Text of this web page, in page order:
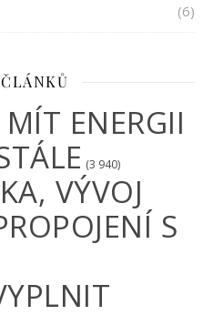
(6)
ENERGII
(3 940)
VÝVOJ
S